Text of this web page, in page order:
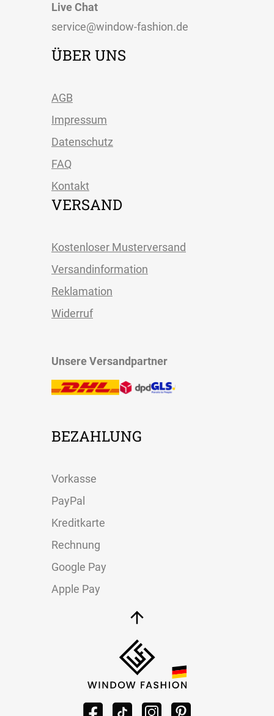
Live Chat
service@window-fashion.de
ÜBER UNS
AGB
Impressum
Datenschutz
FAQ
Kontakt
VERSAND
Kostenloser Musterversand
Versandinformation
Reklamation
Widerruf
Unsere Versandpartner
BEZAHLUNG
Vorkasse
PayPal
Kreditkarte
Rechnung
Google Pay
Apple Pay